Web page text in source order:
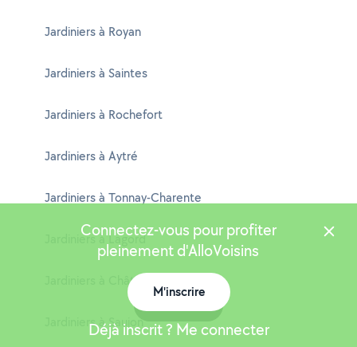
Jardiniers à Royan
Jardiniers à Saintes
Jardiniers à Rochefort
Jardiniers à Aytré
Jardiniers à Tonnay-Charente
Jardiniers à Lagord
Jardiniers à Châtelaillon-Plage
Jardiniers à Saujon
Connectez-vous pour profiter
pleinement d'AlloVoisins
M'inscrire
Déjà inscrit ? Me connecter